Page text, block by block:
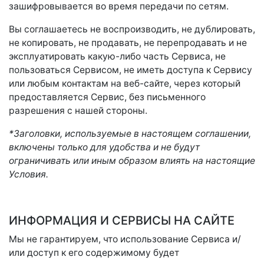
зашифровывается во время передачи по сетям.
Вы соглашаетесь не воспроизводить, не дублировать,
не копировать, не продавать, не перепродавать и не
эксплуатировать какую-либо часть Сервиса, не
пользоваться Сервисом, не иметь доступа к Сервису
или любым контактам на веб-сайте, через который
предоставляется Сервис, без письменного
разрешения с нашей стороны.
*Заголовки, используемые в настоящем соглашении,
включены только для удобства и не будут
ограничивать или иным образом влиять на настоящие
Условия.
ИНФОРМАЦИЯ И СЕРВИСЫ НА САЙТЕ
Мы не гарантируем, что использование Сервиса и/
или доступ к его содержимому будет